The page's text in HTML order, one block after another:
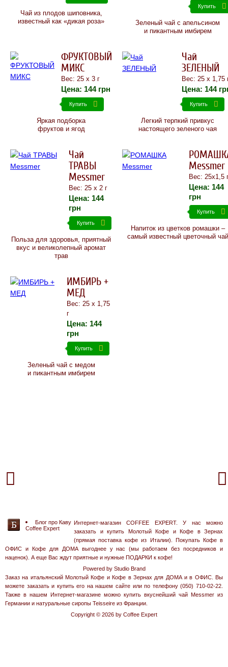
Чай из плодов шиповника,
известный как «дикая роза»
Купить
Зеленый чай с апельсином
и пикантным имбирем
ФРУКТОВЫЙ
МИКС
Вес: 25 х 3 г
Цена: 144грн
Купить
Яркая подборка
фруктов и ягод
Чай
ЗЕЛЕНЫЙ
Вес: 25 х 1,75
Цена: 144
Купить
Легкий терпкий привкус
настоящего зеленого чая
Чай
ТРАВЫ
Messmer
Вес: 25 х 2 г
Цена: 144
грн
Купить
Польза для здоровья, приятный
вкус и великолепный аромат
трав
Messmer
Вес: 25х1,5
Цена: 144
грн
Купить
Напиток из цветков ромашки –
самый известный цветочный чай
ИМБИРЬ +
MEД
Вес: 25 х 1,75
г
Цена: 144
грн
Купить
Зеленый чай с медом
и пикантным имбирем
Блог про Каву
Coffee Expert
Интернет-магазин COFFEE EXPERT. У нас можно
заказать и купить Молотый Кофе и Кофе в Зернах
(прямая поставка кофе из Италии). Покупать Кофе в
ОФИС и Кофе для ДОМА выгоднее у нас (мы работаем без посредников и
наценок). А еще Вас ждут приятные и нужные ПОДАРКИ к кофе!
Powered by Studio Brand
Заказ на итальянский Молотый Кофе и Кофе в Зернах для ДОМА и в ОФИС. Вы
можете заказать и купить его на нашем сайте или по телефону (050) 710-02-22.
Также в нашем Интернет-магазине можно купить вкуснейший чай Messmer из
Германии и натуральные сиропы Teisseire из Франции.
Copyright © 2026 by Coffee Expert